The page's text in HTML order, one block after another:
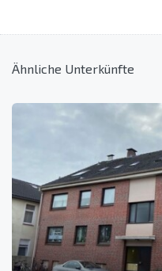
Ähnliche Unterkünfte